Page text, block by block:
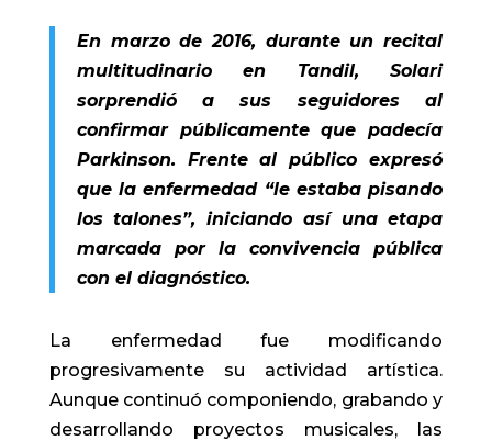
En marzo de 2016, durante un recital
multitudinario en Tandil, Solari
sorprendió a sus seguidores al
confirmar públicamente que padecía
Parkinson. Frente al público expresó
que la enfermedad “le estaba pisando
los talones”, iniciando así una etapa
marcada por la convivencia pública
con el diagnóstico.
La enfermedad fue modificando
progresivamente su actividad artística.
Aunque continuó componiendo, grabando y
desarrollando proyectos musicales, las